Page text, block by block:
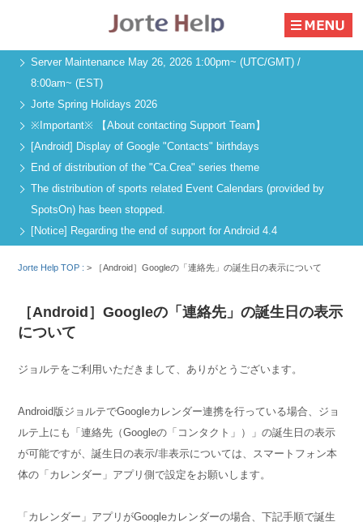
Server Maintenance May 26, 2026 1:00pm~ (UTC/GMT) /
8:00am~ (EST)
Jorte Spring Holidays 2026
※Important※ 【About contacting Support Team】
[Android] Display of Google "Contacts" birthdays
End of distribution of the "Ca.Crea" series theme
The distribution of sports related Event Calendars (provided by
SpotsOn) has been stopped.
[Notice] Regarding the end of support for Android 4.4
Jorte Help TOP :> ［Android］Googleの「連絡先」の誕生日の表示について
［Android］Googleの「連絡先」の誕生日の表示
について
ジョルテをご利用いただきまして、ありがとうございます。
Android版ジョルテでGoogleカレンダー連携を行っている場合、ジョ
ルテ上にも「連絡先（Googleの「コンタクト」）」の誕生日の表示
が可能ですが、誕生日の表示/非表示については、スマートフォン本
体の「カレンダー」アプリ側で設定をお願いします。
「カレンダー」アプリがGoogleカレンダーの場合、下記手順で誕生